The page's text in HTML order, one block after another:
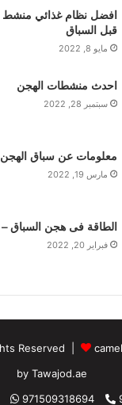
افضل نظام غذائي منشط
قبل السباق
مايو 8, 2022
احدث منشطات الهجن
سبتمبر 28, 2022
معلومات عن سباق الهجن
مارس 19, 2022
الطاقة فى هجن السباق
فبراير 20, 2022
by Tawajod.ae
971509318694